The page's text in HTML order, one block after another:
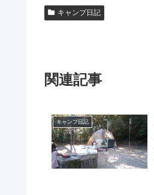
キャンプ日記
関連記事
キャンプ日記